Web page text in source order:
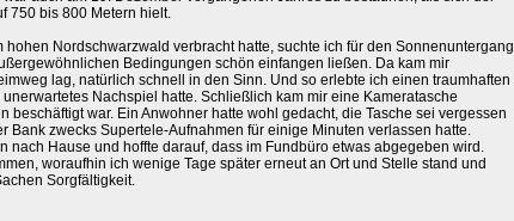
750 bis 800 Metern hielt.
Nordschwarzwald verbracht hatte, suchte ich für den Sonnenuntergang
Bedingungen schön einfangen ließen. Da kam mir
lag, natürlich schnell in den Sinn. Und so erlebte ich einen traumhaften
Nachspiel hatte. Schließlich kam mir eine Kameratasche
beschäftigt war. Ein Anwohner hatte wohl gedacht, die Tasche sei vergessen
Bank zwecks Supertele-Aufnahmen für einige Minuten verlassen hatte.
nach Hause und hoffte darauf, dass im Fundbüro etwas abgegeben wird.
woraufhin ich wenige Tage später erneut an Ort und Stelle stand und
Sorgfältigkeit.